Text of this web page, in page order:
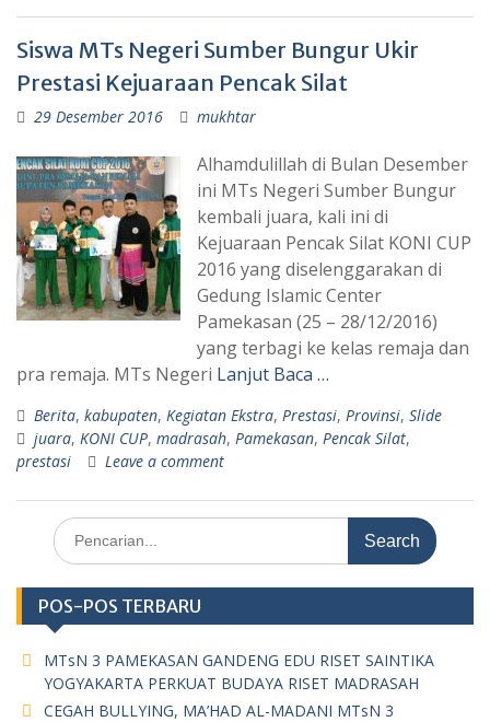
Siswa MTs Negeri Sumber Bungur Ukir
Prestasi Kejuaraan Pencak Silat
29 Desember 2016 mukhtar
Alhamdulillah di Bulan Desember
ini MTs Negeri Sumber Bungur
kembali juara, kali ini di
Kejuaraan Pencak Silat KONI CUP
2016 yang diselenggarakan di
Gedung Islamic Center
Pamekasan (25 – 28/12/2016)
yang terbagi ke kelas remaja dan
pra remaja. MTs Negeri Lanjut Baca …
Berita, kabupaten, Kegiatan Ekstra, Prestasi, Provinsi, Slide
juara, KONI CUP, madrasah, Pamekasan, Pencak Silat,
prestasi
Leave a comment
Search
for:
POS-POS TERBARU
MTsN 3 PAMEKASAN GANDENG EDU RISET SAINTIKA
YOGYAKARTA PERKUAT BUDAYA RISET MADRASAH
CEGAH BULLYING, MA’HAD AL-MADANI MTsN 3